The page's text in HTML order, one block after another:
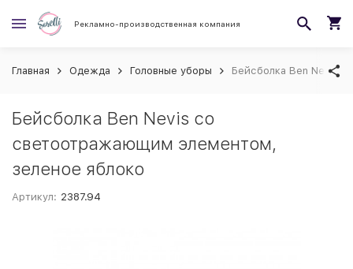
Рекламно-производственная компания
Главная Одежда Головные уборы Бейсболка Ben Nevis
Бейсболка Ben Nevis со
светоотражающим элементом,
зеленое яблоко
Артикул: 2387.94